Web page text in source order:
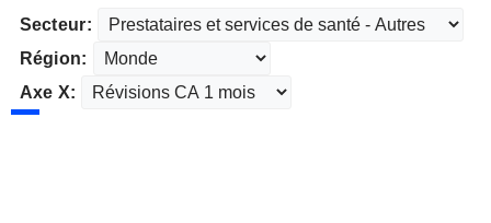
Secteur:
Région:
Axe X: